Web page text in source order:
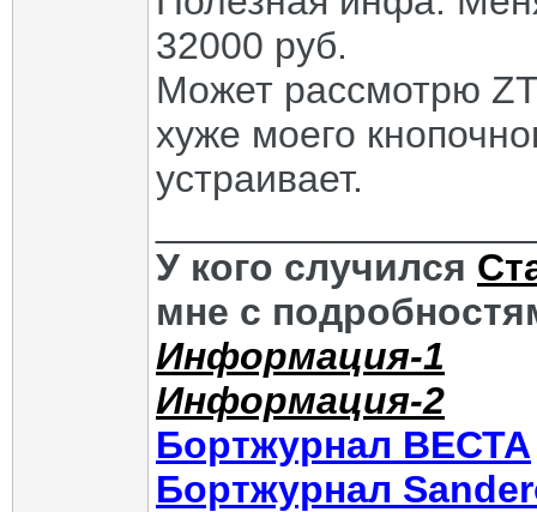
32000 руб.
Может рассмотрю
хуже моего
устраивает.
У кого случился
мне с
Информация-1
Информация-2
Бортжурнал ВЕСТА
Бортжурнал